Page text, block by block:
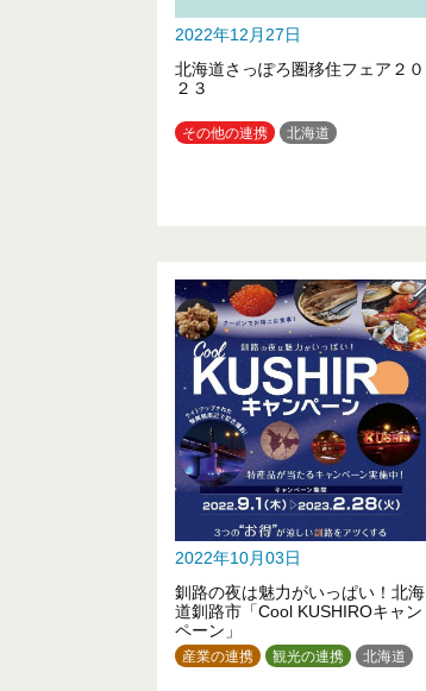
2022年12月27日
北海道さっぽろ圏移住フェア２０
２３
その他の連携 北海道
2022年10月03日
釧路の夜は魅力がいっぱい！北海
道釧路市「Cool KUSHIROキャン
ペーン」
産業の連携 観光の連携 北海道